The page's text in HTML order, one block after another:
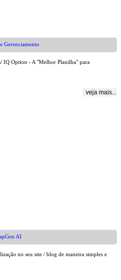
Gerenciamento
IQ Option - A "Melhor Planilha" para
veja mais...
AI
no seu site / blog de maneira simples e